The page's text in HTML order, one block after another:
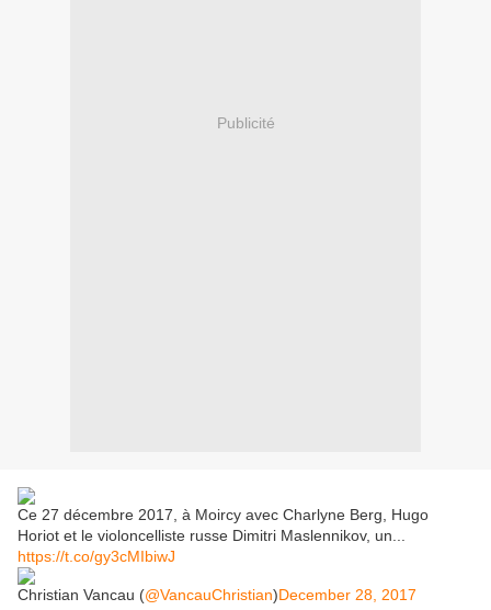
Publicité
Ce 27 décembre 2017, à Moircy avec Charlyne Berg, Hugo
Horiot et le violoncelliste russe Dimitri Maslennikov, un...
https://t.co/gy3cMIbiwJ
Christian Vancau (@VancauChristian)December 28, 2017